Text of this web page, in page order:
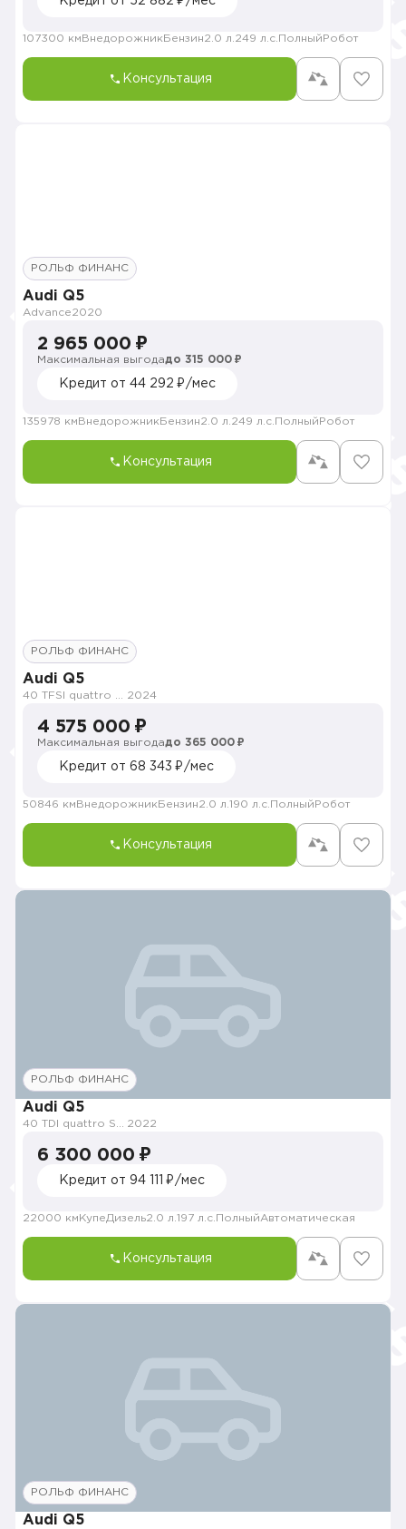
107300 км Внедорожник Бензин2.0 л. 249 л.с. Полный Робот
Консультация
РОЛЬФ ФИНАНС
Audi Q5
Advance2020
2 965 000 ₽
Максимальная выгодадо 315 000 ₽
Кредит от 44 292 ₽/мес
135978 км Внедорожник Бензин2.0 л. 249 л.с. Полный Робот
Консультация
РОЛЬФ ФИНАНС
Audi Q5
2024
4 575 000 ₽
Максимальная выгодадо 365 000 ₽
Кредит от 68 343 ₽/мес
50846 км Внедорожник Бензин2.0 л. 190 л.с. Полный Робот
Консультация
РОЛЬФ ФИНАНС
Audi Q5
2022
6 300 000 ₽
Кредит от 94 111 ₽/мес
22000 км КупеДизель2.0 л. 197 л.с. ПолныйАвтоматическая
Консультация
РОЛЬФ ФИНАНС
Audi Q5